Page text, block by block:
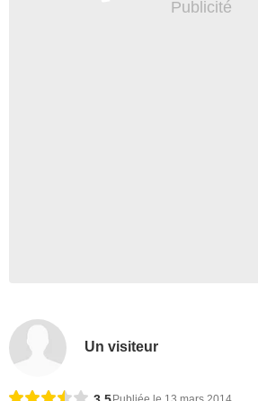
Un visiteur